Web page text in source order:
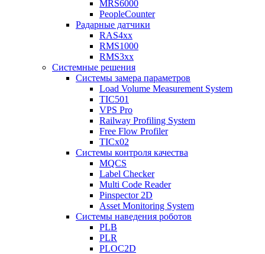
MRS6000
PeopleCounter
Радарные датчики
RAS4xx
RMS1000
RMS3xx
Системные решения
Системы замера параметров
Load Volume Measurement System
TIC501
VPS Pro
Railway Profiling System
Free Flow Profiler
TICx02
Системы контроля качества
MQCS
Label Checker
Multi Code Reader
Pinspector 2D
Asset Monitoring System
Системы наведения роботов
PLB
PLR
PLOC2D